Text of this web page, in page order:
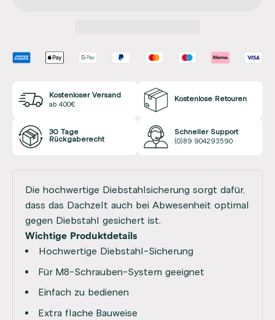
Kostenloser Versand
ab 400€
Kostenlose Retouren
30 Tage
Rückgaberecht
Schneller Support
(0)89 904293590
Die hochwertige Diebstahlsicherung sorgt dafür,
dass das Dachzelt auch bei Abwesenheit optimal
gegen Diebstahl gesichert ist.
Wichtige Produktdetails
Hochwertige Diebstahl-Sicherung
Für M8-Schrauben-System geeignet
Einfach zu bedienen
Extra flache Bauweise